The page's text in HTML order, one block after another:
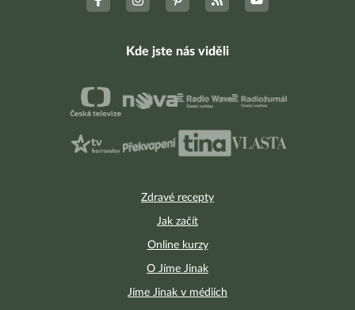
Zdravé recepty
Jak začít
Online kurzy
O Jíme Jinak
Jíme Jinak v médiích
Kde jste nás viděli